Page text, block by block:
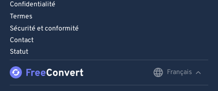
Confidentialité
Termes
Sécurité et conformité
Contact
Statut
Français